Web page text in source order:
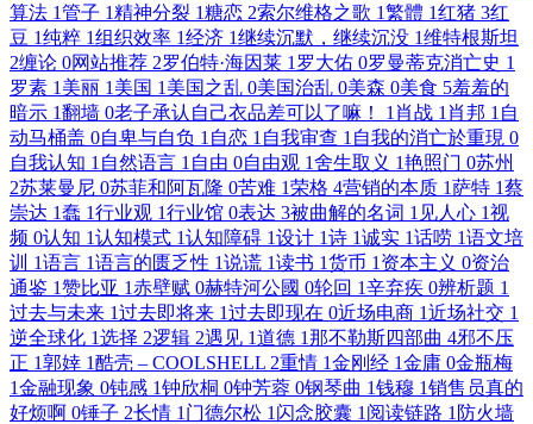
算法 1管子 1精神分裂 1糖恋 2索尔维格之歌 1繁體 1红猪 3红
豆 1纯粹 1组织效率 1经济 1继续沉默，继续沉没 1维特根斯坦
2缠论 0网站推荐 2罗伯特·海因莱 1 罗大佑 0罗曼蒂克消亡史 1
罗素 1 美丽 1 美国 1 美国之乱 0美国治乱 0美森 0美食 5羞羞的
暗示 1翻墙 0老子承认自己衣品差可以了嘛！ 1 肖战 1 肖邦 1 自
动马桶盖 0自卑与自负 1 自恋 1 自我审查 1 自我的消亡於重現 0
自我认知 1 自然语言 1 自由 0自由观 1舍生取义 1艳照门 0苏州
2苏莱曼尼 0苏菲和阿瓦隆 0苦难 1荣格 4营销的本质 1萨特 1蔡
崇达 1蠢 1行业观 1行业馆 0表达 3被曲解的名词 1 见人心 1视
频 0认知 1认知模式 1认知障碍 1设计 1诗 1诚实 1话唠 1语文培
训 1语言 1语言的匮乏性 1说谎 1读书 1货币 1 资本主义 0资治
通鉴 1赞比亚 1赤壁赋 0赫特河公國 0轮回 1辛弃疾 0辨析题 1
过去与未来 1过去即将来 1过去即现在 0近场电商 1近场社交 1
逆全球化 1选择 2逻辑 2遇见 1道德 1那不勒斯四部曲 4邪不压
正 1郭婞 1酷壳 – COOLSHELL 2重情 1金刚经 1金庸 0金瓶梅
1金融现象 0钝感 1钟欣桐 0钟芳蓉 0钢琴曲 1钱穆 1销售员真的
好烦啊 0锤子 2长情 1 门德尔松 1 闪念胶囊 1 阅读链路 1 防火墙